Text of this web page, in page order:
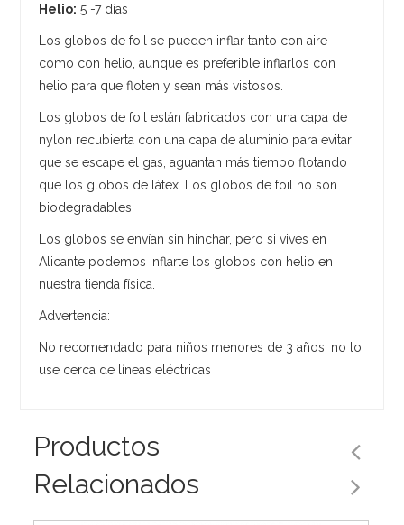
Helio: 5 -7 días
Los globos de foil se pueden inflar tanto con aire
como con helio, aunque es preferible inflarlos con
helio para que floten y sean más vistosos.
Los globos de foil están fabricados con una capa de
nylon recubierta con una capa de aluminio para evitar
que se escape el gas, aguantan más tiempo flotando
que los globos de látex. Los globos de foil no son
biodegradables.
Los globos se envían sin hinchar, pero si vives en
Alicante podemos inflarte los globos con helio en
nuestra tienda física.
Advertencia:
No recomendado para niños menores de 3 años. no lo
use cerca de líneas eléctricas
Productos
Relacionados